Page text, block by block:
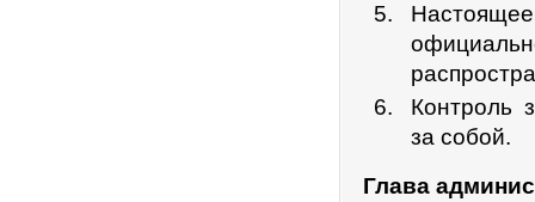
Контроль
за собой.
Глава